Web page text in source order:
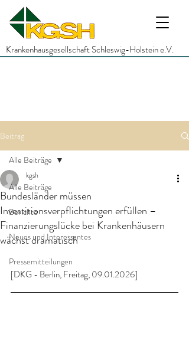
Krankenhausgesellschaft Schleswig-Holstein e.V.
Beitrag
Alle Beiträge
Berichte
Neues und Interessantes
Pressemitteilungen
Alle Beiträge
Bundesländer müssen
Investitionsverpflichtungen erfüllen –
Finanzierungslücke bei Krankenhäusern
wächst dramatisch
kgsh
[DKG - Berlin, Freitag, 09.01.2026]